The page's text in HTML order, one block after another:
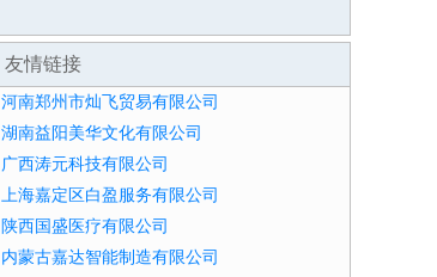
友情链接
河南郑州市灿飞贸易有限公司
湖南益阳美华文化有限公司
广西涛元科技有限公司
上海嘉定区白盈服务有限公司
陕西国盛医疗有限公司
内蒙古嘉达智能制造有限公司